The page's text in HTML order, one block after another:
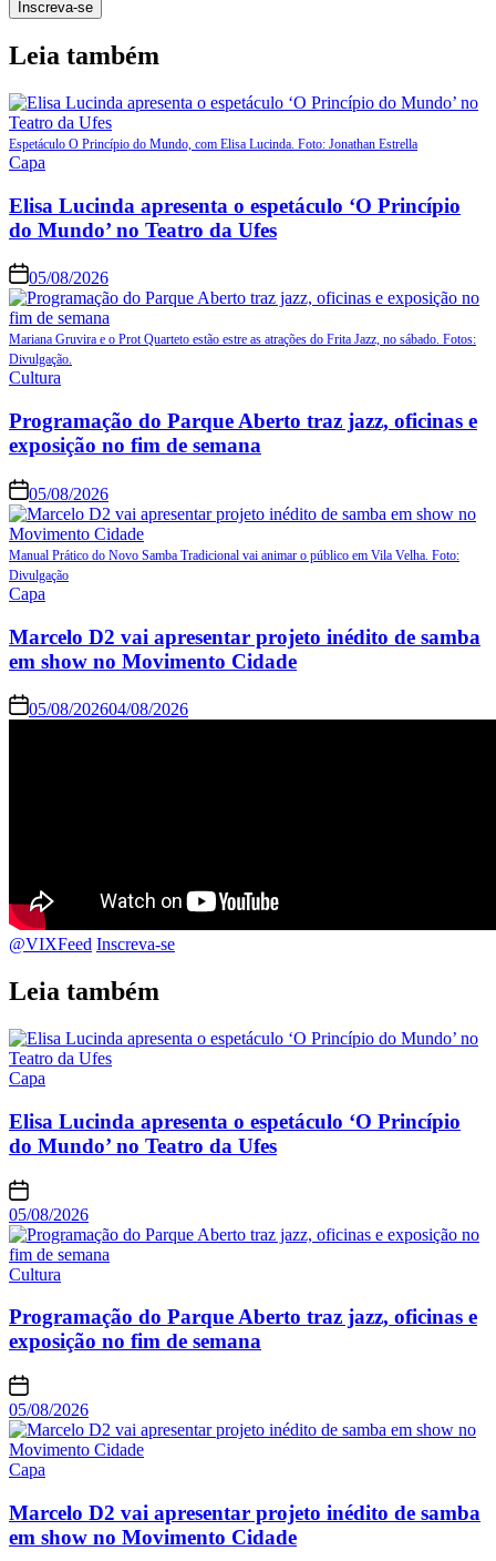
Leia também
Espetáculo O Princípio do Mundo, com Elisa Lucinda. Foto: Jonathan Estrella
Capa
Elisa Lucinda apresenta o espetáculo ‘O Princípio
do Mundo’ no Teatro da Ufes
05/08/2026
Mariana Gruvira e o Prot Quarteto estão estre as atrações do Frita Jazz, no sábado. Fotos:
Divulgação.
Cultura
Programação do Parque Aberto traz jazz, oficinas e
exposição no fim de semana
05/08/2026
Manual Prático do Novo Samba Tradicional vai animar o público em Vila Velha. Foto:
Divulgação
Capa
Marcelo D2 vai apresentar projeto inédito de samba
em show no Movimento Cidade
05/08/202604/08/2026
@VIXFeed Inscreva-se
Leia também
Capa
Elisa Lucinda apresenta o espetáculo ‘O Princípio
do Mundo’ no Teatro da Ufes
05/08/2026
Cultura
Programação do Parque Aberto traz jazz, oficinas e
exposição no fim de semana
05/08/2026
Capa
Marcelo D2 vai apresentar projeto inédito de samba
em show no Movimento Cidade